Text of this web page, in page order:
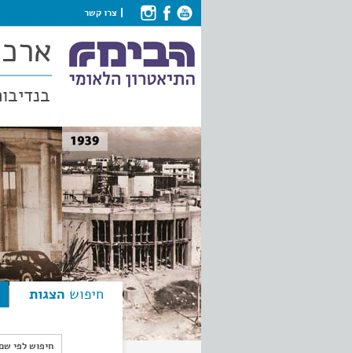
צרו קשר
חיפוש הצגות
חיפוש לפי